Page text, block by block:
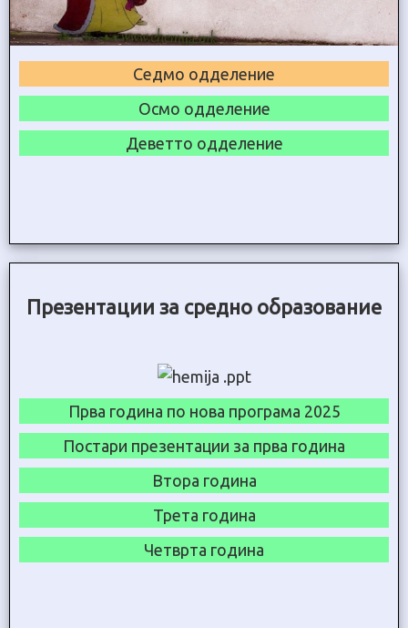
Седмо одделение
Осмо одделение
Деветто одделение
Презентации за средно образование
Прва година по нова програма 2025
Постари презентации за прва година
Втора година
Трета година
Четврта година